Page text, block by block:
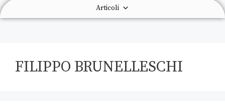
Articoli
FILIPPO BRUNELLESCHI